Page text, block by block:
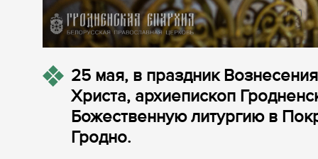
25 мая, в праздник
Христа, архиепископ
Божественную литургию в
Гродно.